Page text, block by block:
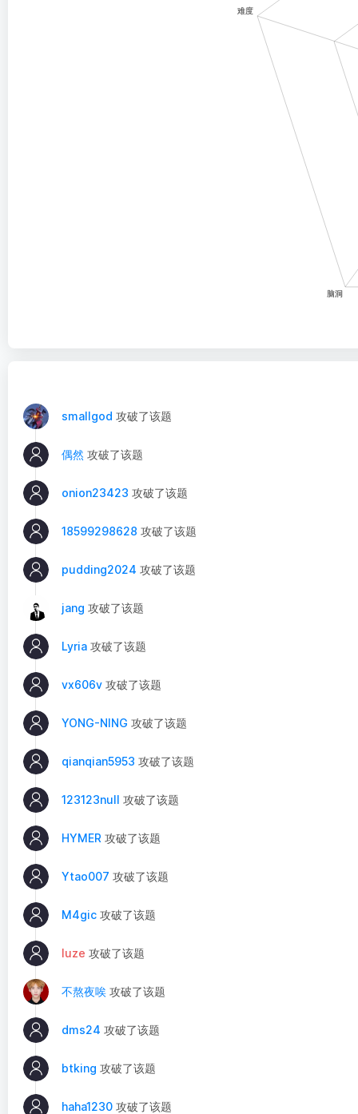
smallgod 攻破了该题
偶然 攻破了该题
onion23423 攻破了该题
18599298628 攻破了该题
pudding2024 攻破了该题
jang 攻破了该题
Lyria 攻破了该题
vx606v 攻破了该题
YONG-NING 攻破了该题
qianqian5953 攻破了该题
123123null 攻破了该题
HYMER 攻破了该题
Ytao007 攻破了该题
M4gic 攻破了该题
luze 攻破了该题
不熬夜唉 攻破了该题
dms24 攻破了该题
btking 攻破了该题
haha1230 攻破了该题